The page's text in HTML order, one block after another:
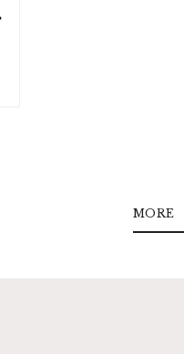
MORE